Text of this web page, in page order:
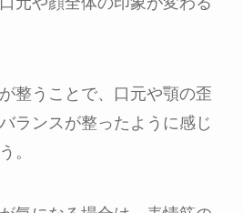
整うことで、口元や顎の歪
ランスが整ったように感じ
。